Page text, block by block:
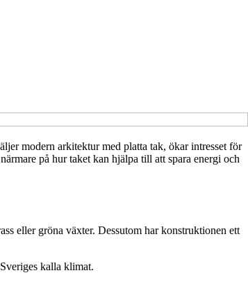
modern arkitektur med platta tak, ökar intresset för
på hur taket kan hjälpa till att spara energi och
eller gröna växter. Dessutom har konstruktionen ett
kalla klimat.